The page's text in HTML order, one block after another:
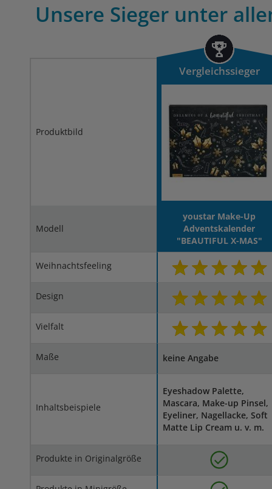
Unsere Sieger unter
Produktbild
Vergleichssieger
Modell
youstar Make-Up
Adventskalender
"BEAUTIFUL X-MAS"
Weihnachtsfeeling
Design
Vielfalt
Maße keine Angabe
Inhaltsbeispiele
Eyeshadow Palette,
Mascara, Make-up Pinsel,
Eyeliner, Nagellacke, Soft
Matte Lip Cream u. v. m.
Produkte in Originalgröße